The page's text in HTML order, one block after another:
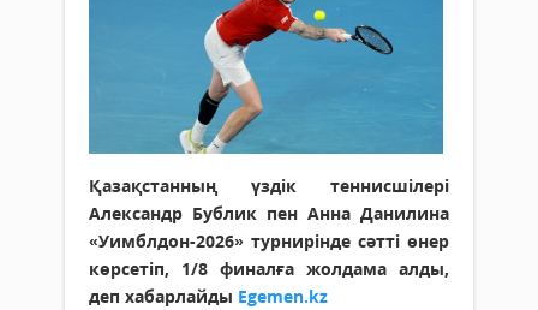
Қазақстанның үздік теннисшілері
Александр Бублик пен Анна Данилина
«Уимблдон-2026» турнирінде сәтті өнер
көрсетіп, 1/8 финалға жолдама алды,
деп хабарлайды Egemen.kz